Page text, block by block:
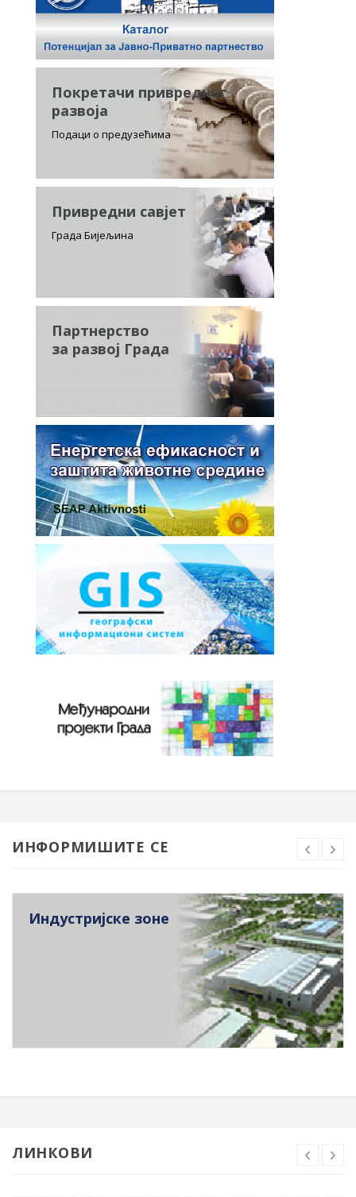
Покретачи привредног
развоја
Подаци о предузећима
Привредни савјет
Града Бијељина
Партнерство
за развој Града
ИНФОРМИШИТЕ СЕ
Индустријске зоне
ЛИНКОВИ